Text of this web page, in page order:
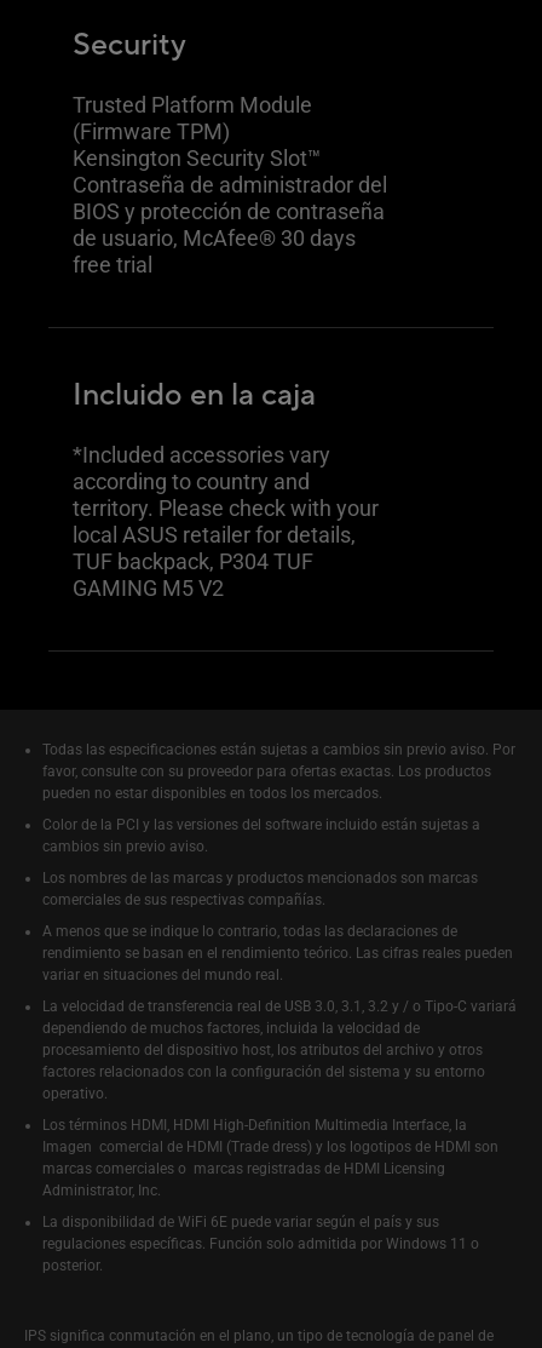
Security
Trusted Platform Module
(Firmware TPM)
Kensington Security Slot™
Contraseña de administrador del
BIOS y protección de contraseña
de usuario, McAfee® 30 days
free trial
Incluido en la caja
*Included accessories vary
according to country and
territory. Please check with your
local ASUS retailer for details,
TUF backpack, P304 TUF
GAMING M5 V2
Todas las especificaciones están sujetas a cambios sin previo aviso. Por
favor, consulte con su proveedor para ofertas exactas. Los productos
pueden no estar disponibles en todos los mercados.
Color de la PCI y las versiones del software incluido están sujetas a
cambios sin previo aviso.
Los nombres de las marcas y productos mencionados son marcas
comerciales de sus respectivas compañías.
A menos que se indique lo contrario, todas las declaraciones de
rendimiento se basan en el rendimiento teórico. Las cifras reales pueden
variar en situaciones del mundo real.
La velocidad de transferencia real de USB 3.0, 3.1, 3.2 y / o Tipo-C variará
dependiendo de muchos factores, incluida la velocidad de
procesamiento del dispositivo host, los atributos del archivo y otros
factores relacionados con la configuración del sistema y su entorno
operativo.
Los términos HDMI, HDMI High-Definition Multimedia Interface, la
Imagen comercial de HDMI (Trade dress) y los logotipos de HDMI son
marcas comerciales o marcas registradas de HDMI Licensing
Administrator, Inc.
La disponibilidad de WiFi 6E puede variar según el país y sus
regulaciones específicas. Función solo admitida por Windows 11 o
posterior.
IPS significa conmutación en el plano, un tipo de tecnología de panel de